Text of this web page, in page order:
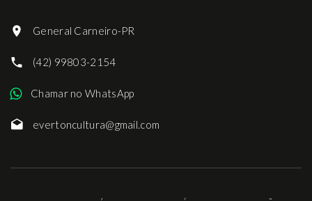
General Carneiro-PR
(42) 99803-2154
Chamar no WhatsApp
evertoncultura@gmail.com